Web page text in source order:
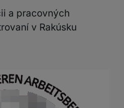
a pracovných
v Rakúsku